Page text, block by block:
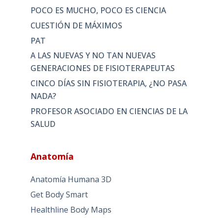
POCO ES MUCHO, POCO ES CIENCIA
CUESTIÓN DE MÁXIMOS
PAT
A LAS NUEVAS Y NO TAN NUEVAS
GENERACIONES DE FISIOTERAPEUTAS
CINCO DÍAS SIN FISIOTERAPIA, ¿NO PASA
NADA?
PROFESOR ASOCIADO EN CIENCIAS DE LA
SALUD
Anatomía
Anatomía Humana 3D
Get Body Smart
Healthline Body Maps